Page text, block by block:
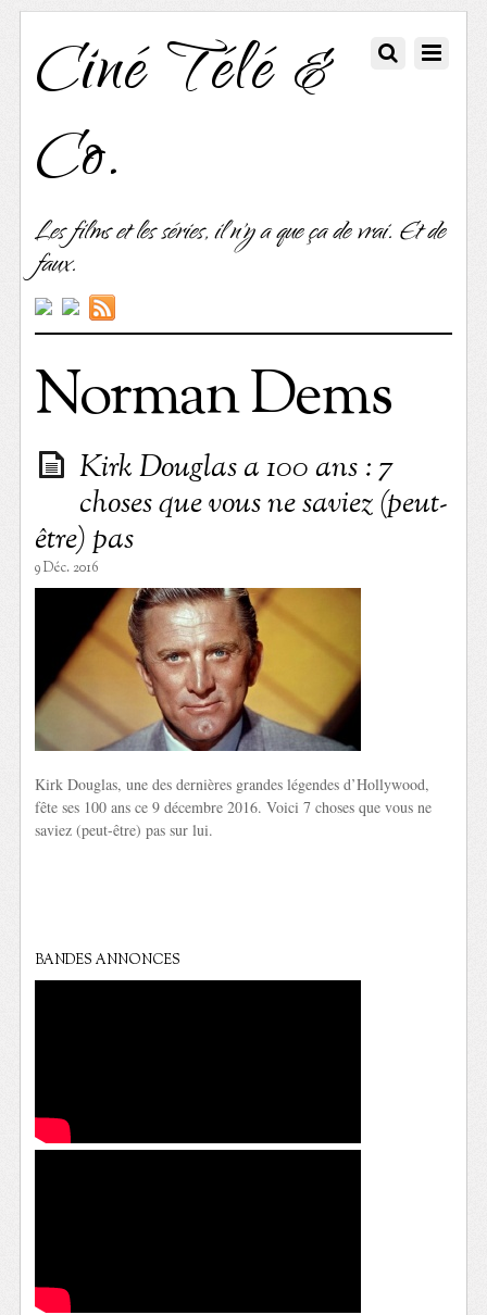
Ciné Télé &
Co.
Les films et les séries, il n'y a que ça de vrai. Et de
faux.
Norman Dems
Kirk Douglas a 100 ans : 7
choses que vous ne saviez (peut-
être) pas
9 Déc. 2016
Kirk Douglas, une des dernières grandes légendes d’Hollywood,
fête ses 100 ans ce 9 décembre 2016. Voici 7 choses que vous ne
saviez (peut-être) pas sur lui.
BANDES ANNONCES